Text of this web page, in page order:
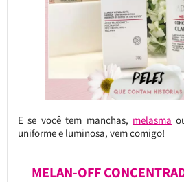
E se você tem manchas, melasma
uniforme e luminosa, vem comigo!
MELAN-OFF